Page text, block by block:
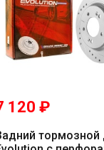
120 ₽
тормозной